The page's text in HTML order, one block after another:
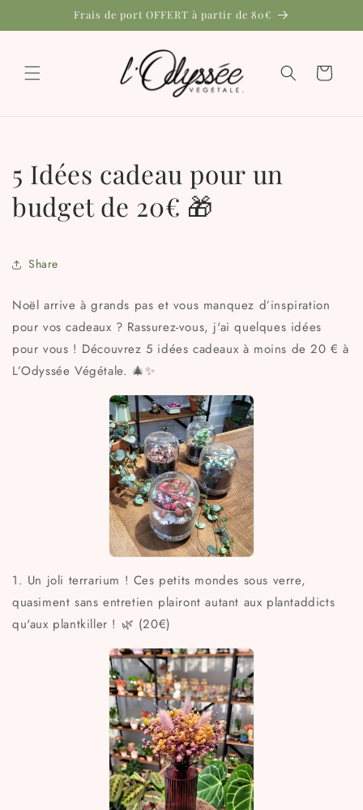
au
Frais de port OFFERT à partir de 80€
Panier
5 Idées cadeau pour un
budget de 20€ 🎁
Share
Noël arrive à grands pas et vous manquez d’inspiration
pour vos cadeaux ? Rassurez-vous, j'ai quelques idées
pour vous ! Découvrez 5 idées cadeaux à moins de 20 € à
L’Odyssée Végétale. 🎄✨
1. Un joli terrarium ! Ces petits mondes sous verre,
quasiment sans entretien plairont autant aux plantaddicts
qu'aux plantkiller ! 🌿 (20€)